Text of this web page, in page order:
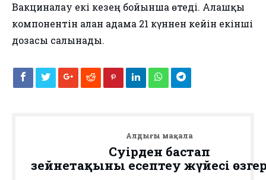
Вакциналау екі кезең бойынша өтеді. Алғашқы
компонентін алған адамға 21 күннен кейін екінші
дозасы салынады.
Алдыңғы мақала
Сәуірден бастап
зейнетақыны есептеу жүйесі